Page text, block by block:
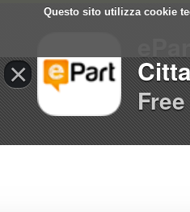
Questo sito utilizza cookie
×